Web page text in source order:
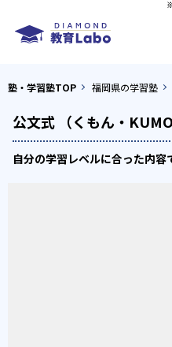
塾・学習塾TOP 福岡県の学習塾
公文式 （くもん・
自分の学習レベルに合った内容